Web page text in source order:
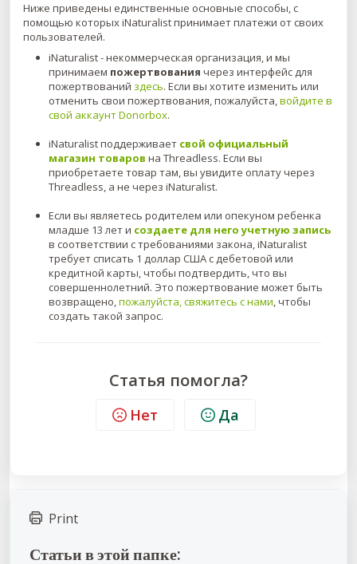
Ниже приведены единственные основные способы, с
помощью которых iNaturalist принимает платежи от своих
пользователей.
iNaturalist - некоммерческая организация, и мы
принимаем пожертвования через интерфейс для
пожертвований здесь. Если вы хотите изменить или
отменить свои пожертвования, пожалуйста,войдите в
свой аккаунт Donorbox.
iNaturalist поддерживает свой официальный
магазин товаров на Threadless. Если вы
приобретаете товар там, вы увидите оплату через
Threadless, а не через iNaturalist.
Если вы являетесь родителем или опекуном ребенка
младше 13 лет и создаете для него учетную запись
в соответствии с требованиями закона, iNaturalist
требует списать 1 доллар США с дебетовой или
кредитной карты, чтобы подтвердить, что вы
совершеннолетний. Это пожертвование может быть
возвращено,пожалуйста, свяжитесь с нами, чтобы
создать такой запрос.
Статья помогла?
Нет Да
Print
Статьи в этой папке: